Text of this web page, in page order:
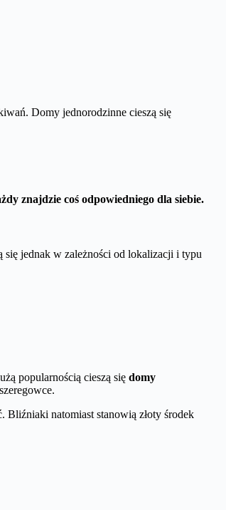
Domy jednorodzinne cieszą się
znajdzie coś odpowiedniego dla siebie.
się jednak w zależności od lokalizacji i typu
popularnością cieszą się domy
Bliźniaki natomiast stanowią złoty środek